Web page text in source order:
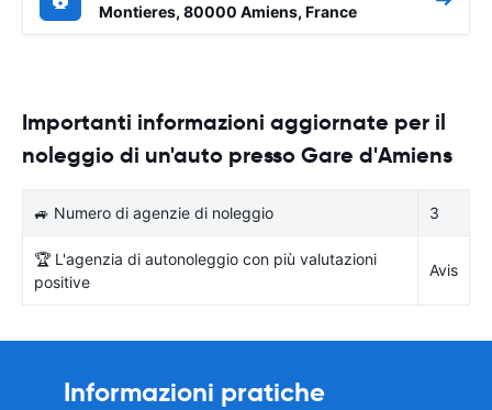
Montieres, 80000 Amiens, France
Importanti informazioni aggiornate per il
noleggio di un'auto presso Gare d'Amiens
🚙 Numero di agenzie di noleggio 3
🏆 L'agenzia di autonoleggio con più valutazioni
positive
Avis
Informazioni pratiche